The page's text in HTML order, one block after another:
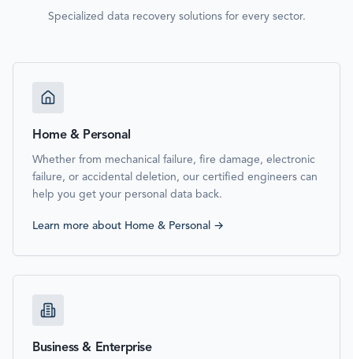
Specialized data recovery solutions for every sector.
Home & Personal
Whether from mechanical failure, fire damage, electronic
failure, or accidental deletion, our certified engineers can
help you get your personal data back.
Learn more about Home & Personal →
Business & Enterprise